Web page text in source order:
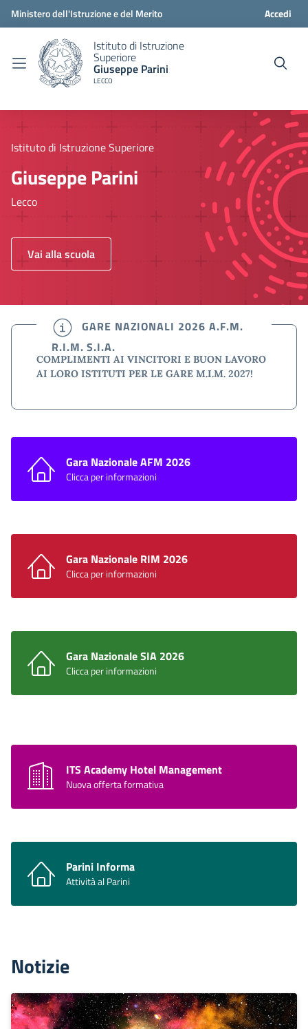
Ministero dell'Istruzione e del Merito Accedi
Istituto di Istruzione
Superiore
Giuseppe Parini
LECCO
Istituto di Istruzione Superiore
Giuseppe Parini
Lecco
Vai alla scuola
GARE NAZIONALI 2026 A.F.M.
R.I.M. S.I.A.
COMPLIMENTI AI VINCITORI E BUON LAVORO
AI LORO ISTITUTI PER LE GARE M.I.M. 2027!
Gara Nazionale AFM 2026
Clicca per informazioni
Gara Nazionale RIM 2026
Clicca per informazioni
Gara Nazionale SIA 2026
Clicca per informazioni
ITS Academy Hotel Management
Nuova offerta formativa
Parini Informa
Attività al Parini
Notizie